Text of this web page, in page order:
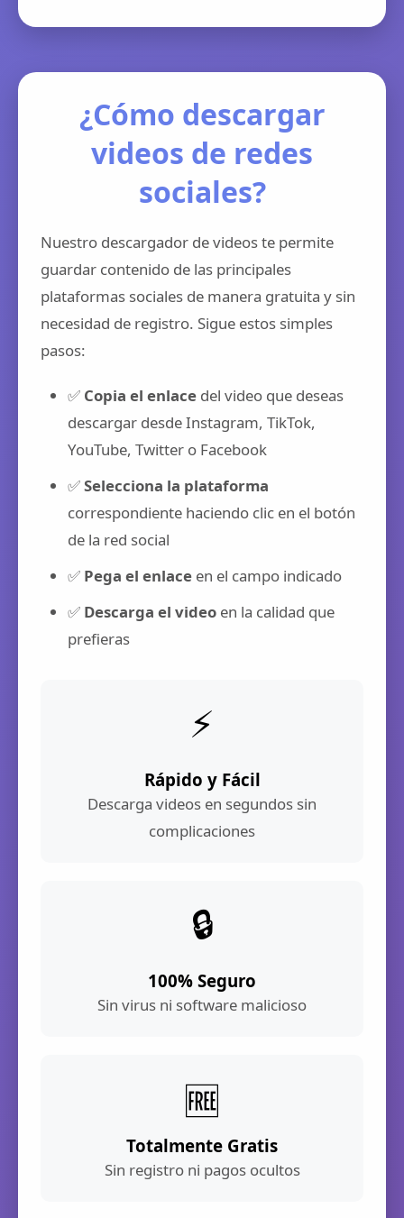
¿Cómo descargar
videos de redes
sociales?
Nuestro descargador de videos te permite
guardar contenido de las principales
plataformas sociales de manera gratuita y sin
necesidad de registro. Sigue estos simples
pasos:
✅ Copia el enlace del video que deseas
descargar desde Instagram, TikTok,
YouTube, Twitter o Facebook
✅Selecciona la plataforma
correspondiente haciendo clic en el botón
de la red social
✅ Pega el enlace en el campo indicado
✅ Descarga el video en la calidad que
prefieras
⚡
Rápido y Fácil
Descarga videos en segundos sin
complicaciones
🔒
100% Seguro
Sin virus ni software malicioso
🆓
Totalmente Gratis
Sin registro ni pagos ocultos